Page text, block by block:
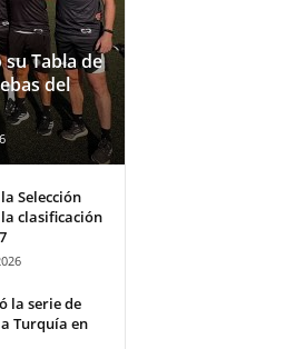
Tabla de
del
Selección
clasificación
la serie de
Turquía en